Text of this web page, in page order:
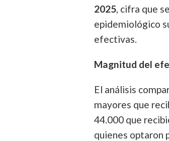
2025, cifra que
epidemiológico
efectivas.
Magnitud del
El análisis
mayores que
44.000 que
quienes optaron